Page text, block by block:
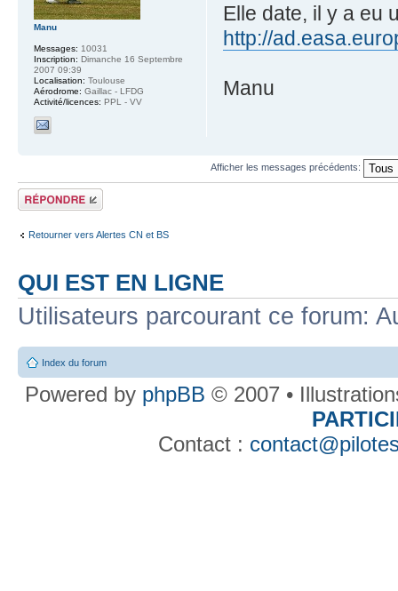
Elle date, il y a eu
http://
Manu
Manu
Messages: 10031
Inscription: Dimanche 16 Septembre
2007 09:39
Localisation: Toulouse
Aérodrome: Gaillac - LFDG
Activité/licences: PPL - VV
Afficher les messages précédents:
Répondre
Retourner vers Alertes CN et BS
QUI EST EN LIGNE
Utilisateurs parcourant ce forum:
Index du forum
Powered by phpBB © 2007 •
Contact :